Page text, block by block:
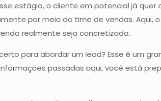
estágio, o cliente em potencial já
por meio do time de vendas. Aqui,
realmente seja concretizada.
para abordar um lead? Esse é um
passadas aqui, você está